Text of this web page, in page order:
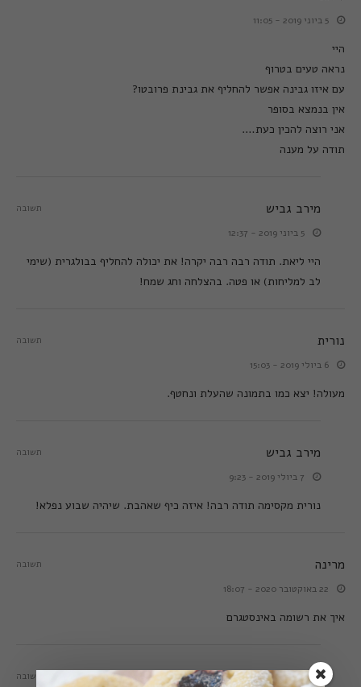
5 ביוני 2019 - 11:05
היי
נראה טעים בטרוף
עם איזו גבינה אפשר להחליף את גבינת פרובטו?
אין בנמצא בסופר
אני רוצה להכין כעת….
תודה על מענה
מירב גביש
5 ביוני 2019 - 12:37
היי ליאת. תודה רבה רבה יקרה! את יכולה להחליף בבולגרית (שימי
לב למליחות) או פטה. בהצלחה וחג שמח!
תשובה
נורית
6 ביולי 2019 - 15:03
מעולה! יצא כמו בתמונה שהעלת ונחטף.
תשובה
מירב גביש
7 ביולי 2019 - 9:23
נורית מקסימה תודה רבה! איזה כיף שאהבת. שיהיה שבוע נפלא!
תשובה
מרינה
22 באוקטובר 2020 - 18:07
איך את רשומה באינסטגרם
תשובה
מירב גביש תשובה